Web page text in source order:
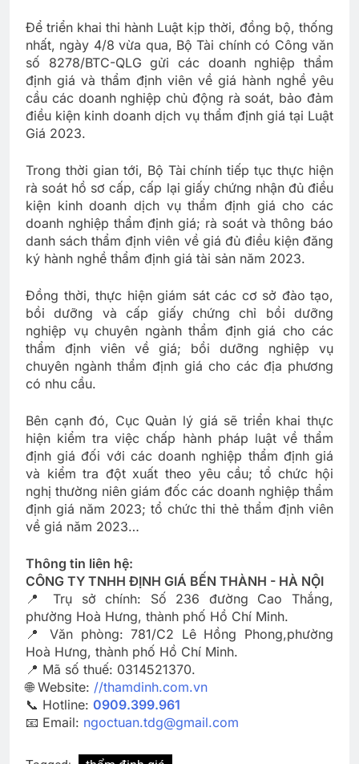
Để triển khai thi hành Luật kịp thời, đồng bộ, thống
nhất, ngày 4/8 vừa qua, Bộ Tài chính có Công văn
số 8278/BTC-QLG gửi các doanh nghiệp thẩm
định giá và thẩm định viên về giá hành nghề yêu
cầu các doanh nghiệp chủ động rà soát, bảo đảm
điều kiện kinh doanh dịch vụ thẩm định giá tại Luật
Giá 2023.
Trong thời gian tới, Bộ Tài chính tiếp tục thực hiện
rà soát hồ sơ cấp, cấp lại giấy chứng nhận đủ điều
kiện kinh doanh dịch vụ thẩm định giá cho các
doanh nghiệp thẩm định giá; rà soát và thông báo
danh sách thẩm định viên về giá đủ điều kiện đăng
ký hành nghề thẩm định giá tài sản năm 2023.
Đồng thời, thực hiện giám sát các cơ sở đào tạo,
bồi dưỡng và cấp giấy chứng chỉ bồi dưỡng
nghiệp vụ chuyên ngành thẩm định giá cho các
thẩm định viên về giá; bồi dưỡng nghiệp vụ
chuyên ngành thẩm định giá cho các địa phương
có nhu cầu.
Bên cạnh đó, Cục Quản lý giá sẽ triển khai thực
hiện kiểm tra việc chấp hành pháp luật về thẩm
định giá đối với các doanh nghiệp thẩm định giá
và kiểm tra đột xuất theo yêu cầu; tổ chức hội
nghị thường niên giám đốc các doanh nghiệp thẩm
định giá năm 2023; tổ chức thi thẻ thẩm định viên
về giá năm 2023…
Thông tin liên hệ:
CÔNG TY TNHH ĐỊNH GIÁ BẾN THÀNH - HÀ NỘI
📍 Trụ sở chính: Số 236 đường Cao Thắng,
phường Hoà Hưng, thành phố Hồ Chí Minh.
📍 Văn phòng: 781/C2 Lê Hồng Phong,phường
Hoà Hưng, thành phố Hồ Chí Minh.
📍 Mã số thuế: 0314521370.
🌐 Website: //thamdinh.com.vn
📞 Hotline: 0909.399.961
📧 Email: ngoctuan.tdg@gmail.com